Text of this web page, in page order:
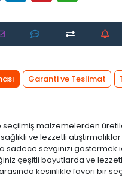
Garanti ve Teslimat
seçilmiş malzemelerden
ve lezzetli
sadece sevginizi göstermek
çeşitli boyutlarda ve
kesinlikle favori bir